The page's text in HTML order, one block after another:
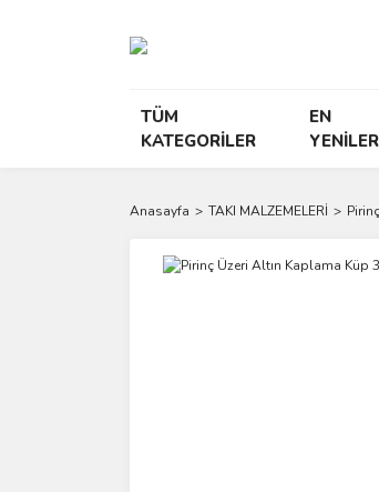
TÜM
KATEGORİLER
EN
YENİLER
Anasayfa TAKI MALZEMELERİ